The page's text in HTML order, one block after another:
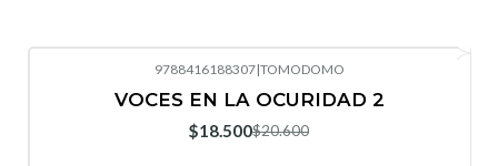
9788416188307|TOMODOMO
VOCES EN LA OCURIDAD 2
$18.500$20.600